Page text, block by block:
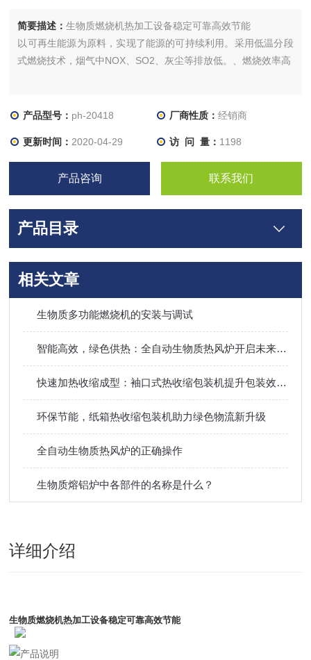
简要描述：生物质燃烧机热加工设备稳定可靠高效节能
以可再生能源为原料，实现了能源的可持续利用。采用低温分段
式燃烧技术，烟气中NOX、SO2、灰尘等排放低。、燃烧效率高
产品型号： ph-20418 厂商性质： 经销商
更新时间： 2020-04-29 访 问 量： 1198
产品咨询 联系我们
产品目录
相关文章
生物质多功能燃烧机的安装与调试
智能高效，绿色供热：全自动生物质热风炉开启未来取暖新模式
快速加热收缩成型：袖口式热收缩包装机提升包装效率省时间
环保节能，纸箱热收缩包装机助力绿色物流新升级
全自动生物质热风炉的正确操作
生物质熔铝炉中各部件的名称是什么？
详细介绍
生物质燃烧机热加工设备稳定可靠高效节能